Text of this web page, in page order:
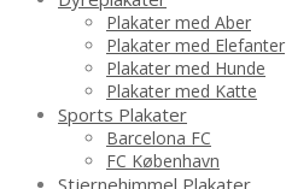
Plakater med Aber
Plakater med Elefanter
Plakater med Hunde
Plakater med Katte
Sports Plakater
Barcelona FC
FC København